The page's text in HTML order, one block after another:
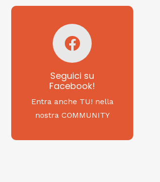
Seguici su
Facebook!
Entra anche TU! nella
nostra COMMUNITY
Seguici su
Facebook!
SAGRITALY
Feste, cibi e tradizioni
da Nord a Sud...